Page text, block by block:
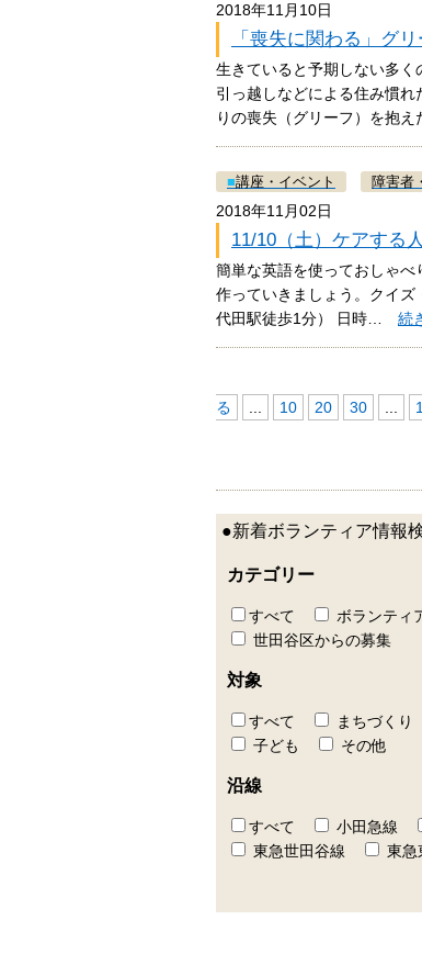
2018年11月10日
「喪失に関わる」グ
生きていると予期しない多く
引っ越しなどによる住み慣
りの喪失（グリーフ）を抱
■講座・イベント 障害者
2018年11月02日
11/10（土）ケアする
簡単な英語を使っておしゃ
作っていきましょう。クイ
代田駅徒歩1分） 日時… 続
る
10 20 30
●新着ボランティア情報
カテゴリー
すべて ボランティ
世田谷区からの募集
対象
すべて まちづくり
子ども
その他
沿線
すべて 小田急線
東急世田谷線
東急